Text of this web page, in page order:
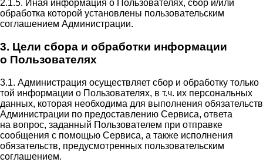
2.1.5. Иная информация о Пользователях, сбор и/или
обработка которой установлены пользовательским
соглашением Администрации.
3. Цели сбора и обработки информации
о Пользователях
3.1. Администрация осуществляет сбор и обработку только
той информации о Пользователях, в т.ч. их персональных
данных, которая необходима для выполнения обязательств
Администрации по предоставлению Сервиса, ответа
на вопрос, заданный Пользователем при отправке
сообщения с помощью Сервиса, а также исполнения
обязательств, предусмотренных пользовательским
соглашением.